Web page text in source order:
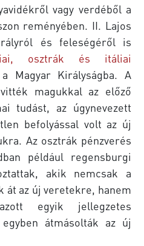
vagy verdéből a
reményében. II. Lajos
és feleségéről is
osztrák és itáliai
Magyar Királyságba. A
magukkal az előző
tudást, az úgynevezett
befolyással volt az új
Az osztrák pénzverés
például regensburgi
akik nemcsak a
az új veretekre, hanem
egyik jellegzetes
átmásolták az új